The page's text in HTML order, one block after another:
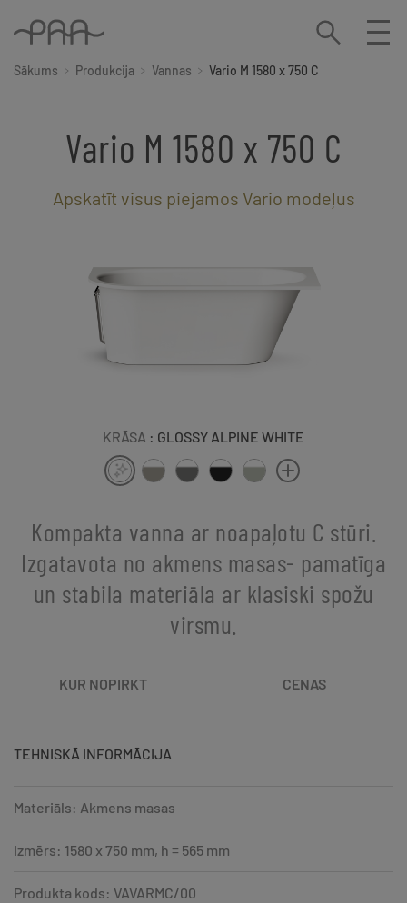
Sākums Produkcija Vannas Vario M 1580 x 750 C
Vario M 1580 x 750 C
Apskatīt visus piejamos Vario modeļus
KRĀSA : GLOSSY ALPINE WHITE
Kompakta vanna ar noapaļotu C stūri.
Izgatavota no akmens masas- pamatīga
un stabila materiāla ar klasiski spožu
virsmu.
KUR NOPIRKT CENAS
TEHNISKĀ INFORMĀCIJA
Materiāls: Akmens masas
Izmērs: 1580 x 750 mm, h = 565 mm
Produkta kods: VAVARMC/00